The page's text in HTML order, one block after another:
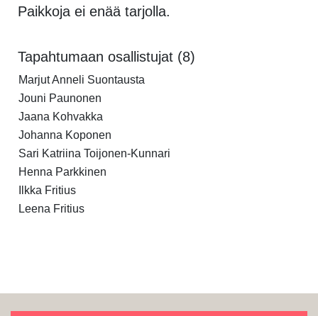
Paikkoja ei enää tarjolla.
Tapahtumaan osallistujat (8)
Marjut Anneli Suontausta
Jouni Paunonen
Jaana Kohvakka
Johanna Koponen
Sari Katriina Toijonen-Kunnari
Henna Parkkinen
Ilkka Fritius
Leena Fritius